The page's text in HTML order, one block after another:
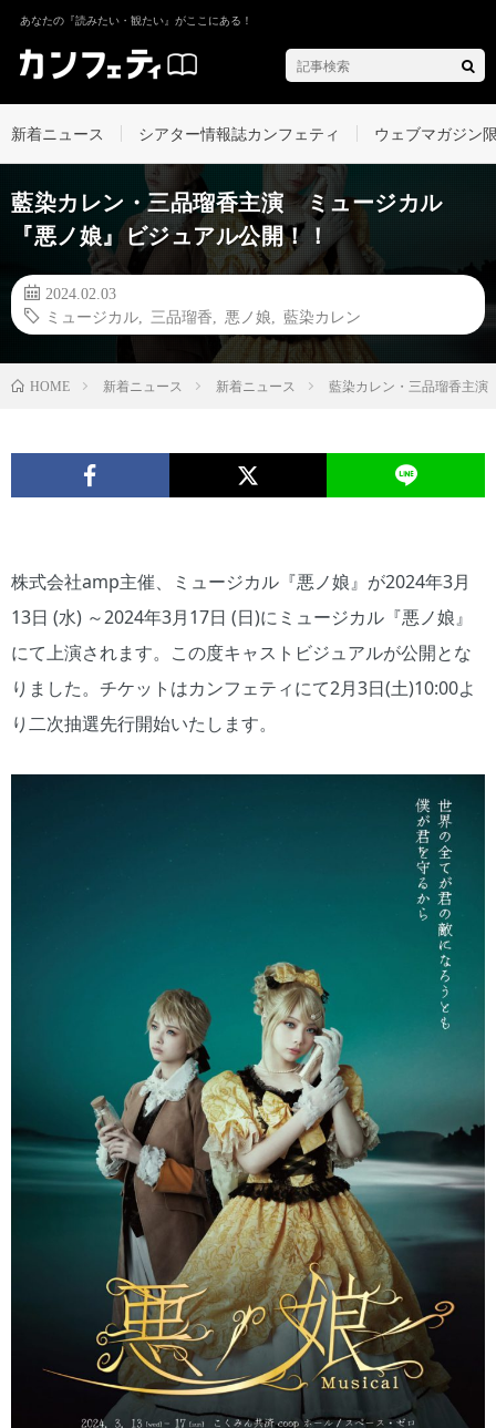
あなたの『読みたい・観たい』がここにある！
新着ニュース シアター情報誌カンフェティ ウェブマガジン
藍染カレン・三品瑠香主演 ミュージカル
『悪ノ娘』ビジュアル公開！！
2024.02.03
ミュージカル
三品瑠香 悪ノ娘 藍染カレン
HOME 新着ニュース 新着ニュース 藍染カレン・三品瑠香主
株式会社amp主催、ミュージカル『悪ノ娘』が2024年3月
13日 (水) ～2024年3月17日 (日)にミュージカル『悪ノ娘』
にて上演されます。この度キャストビジュアルが公開とな
りました。チケットはカンフェティにて2月3日(土)10:00よ
り二次抽選先行開始いたします。